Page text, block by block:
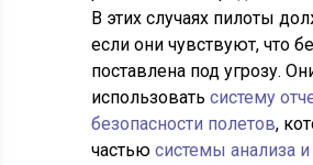
В этих случаях пилоты
если они чувствуют, что
поставлена под угрозу.
использоватьсистему
безопасности полетов,
частьюсистемы анализа